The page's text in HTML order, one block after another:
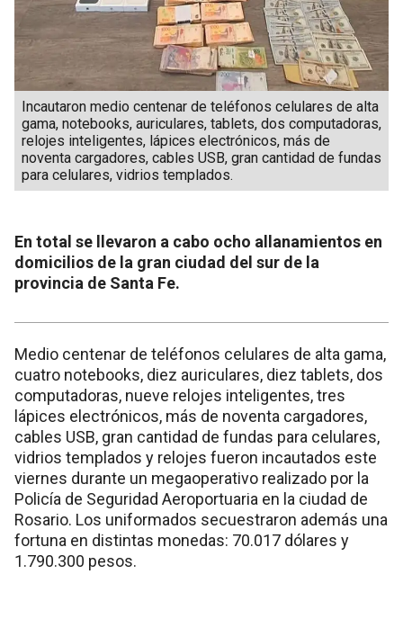
Incautaron medio centenar de teléfonos celulares de alta
gama, notebooks, auriculares, tablets, dos computadoras,
relojes inteligentes, lápices electrónicos, más de
noventa cargadores, cables USB, gran cantidad de fundas
para celulares, vidrios templados.
En total se llevaron a cabo ocho allanamientos en
domicilios de la gran ciudad del sur de la
provincia de Santa Fe.
Medio centenar de teléfonos celulares de alta gama,
cuatro notebooks, diez auriculares, diez tablets, dos
computadoras, nueve relojes inteligentes, tres
lápices electrónicos, más de noventa cargadores,
cables USB, gran cantidad de fundas para celulares,
vidrios templados y relojes fueron incautados este
viernes durante un megaoperativo realizado por la
Policía de Seguridad Aeroportuaria en la ciudad de
Rosario. Los uniformados secuestraron además una
fortuna en distintas monedas: 70.017 dólares y
1.790.300 pesos.